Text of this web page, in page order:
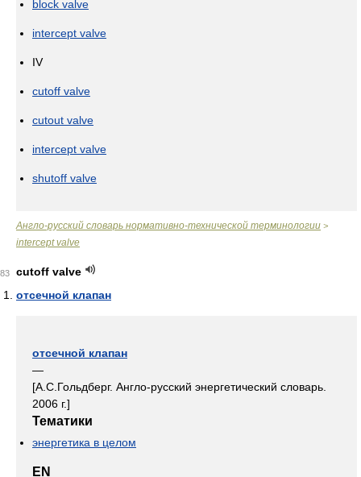
block valve
intercept valve
IV
cutoff valve
cutout valve
intercept valve
shutoff valve
Англо-русский словарь нормативно-технической терминологии >
intercept valve
83
cutoff valve
отсечной клапан
отсечной клапан
—
[А.С.Гольдберг. Англо-русский энергетический словарь.
2006 г.]
Тематики
энергетика в целом
EN